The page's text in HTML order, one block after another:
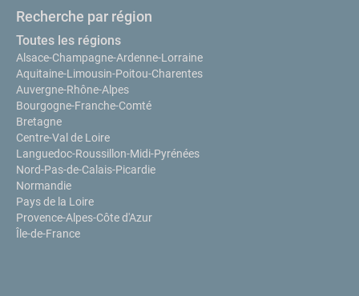
Recherche par région
Toutes les régions
Alsace-Champagne-Ardenne-Lorraine
Aquitaine-Limousin-Poitou-Charentes
Auvergne-Rhône-Alpes
Bourgogne-Franche-Comté
Bretagne
Centre-Val de Loire
Languedoc-Roussillon-Midi-Pyrénées
Nord-Pas-de-Calais-Picardie
Normandie
Pays de la Loire
Provence-Alpes-Côte d'Azur
Île-de-France